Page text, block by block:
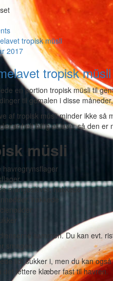
2017
tropisk müsli
en portion tropisk müsli til
til gemalen i disse
af tropisk müsli minder ikke så
er helt billig at lave, så den er
müsli
havregrynsflager
mangoskiver, hakkede
hakkede
sammen. Du kan evt.
smagen.
lidt sukker i, men du kan
det lettere klæber fast til havren.